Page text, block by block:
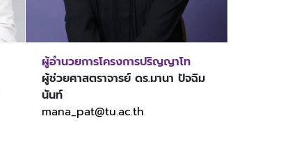
ผู้อำนวยการโครงการปริญญาโท
ผู้ช่วยศาสตราจารย์ ดร.มานา ปัจฉิม
นันท์
mana_pat@tu.ac.th